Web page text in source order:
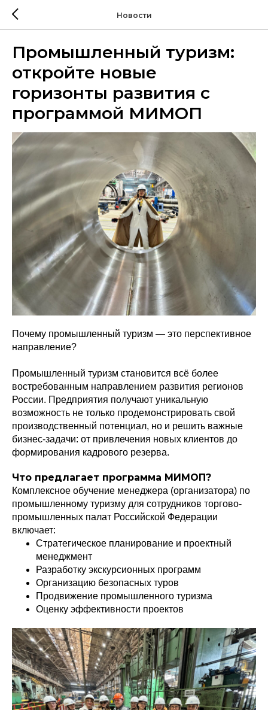
Новости
Промышленный туризм:
откройте новые
горизонты развития с
программой МИМОП
Почему промышленный туризм — это перспективное
направление?
Промышленный туризм становится всё более
востребованным направлением развития регионов
России. Предприятия получают уникальную
возможность не только продемонстрировать свой
производственный потенциал, но и решить важные
бизнес-задачи: от привлечения новых клиентов до
формирования кадрового резерва.
Что предлагает программа МИМОП?
Комплексное обучение менеджера (организатора) по
промышленному туризму для сотрудников торгово-
промышленных палат Российской Федерации
включает:
Стратегическое планирование и проектный
менеджмент
Разработку экскурсионных программ
Организацию безопасных туров
Продвижение промышленного туризма
Оценку эффективности проектов